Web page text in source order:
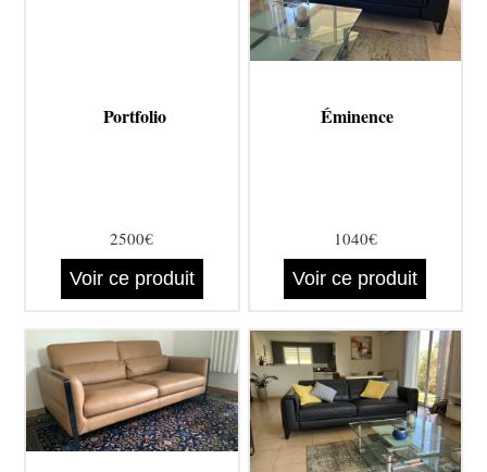
Portfolio
2500€
Voir ce produit
Éminence
1040€
Voir ce produit